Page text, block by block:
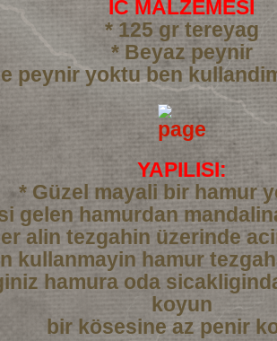
IC MALZEMESI
* 125 gr tereyag
* Beyaz peynir
peynir yoktu ben
YAPILISI:
* Güzel mayali bir hamur
gelen hamurdan
alin tezgahin üzerinde
kullanmayin hamur
hamura oda
koyun
bir kösesine az penir